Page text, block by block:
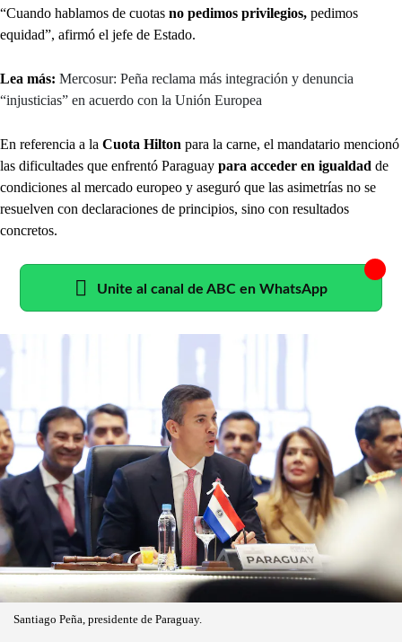
“Cuando hablamos de cuotas no pedimos privilegios, pedimos
equidad”, afirmó el jefe de Estado.
Lea más: Mercosur: Peña reclama más integración y denuncia
“injusticias” en acuerdo con la Unión Europea
En referencia a la Cuota Hilton para la carne, el mandatario mencionó
las dificultades que enfrentó Paraguay para acceder en igualdad de
condiciones al mercado europeo y aseguró que las asimetrías no se
resuelven con declaraciones de principios, sino con resultados
concretos.
Unite al canal de ABC en WhatsApp
Santiago Peña, presidente de Paraguay.